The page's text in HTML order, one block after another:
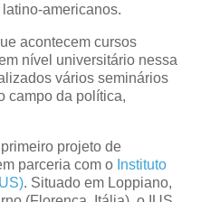
americanos.
acontecem cursos
nível universitário nessa
vários seminários
campo da política,
projeto de
parceria com oInstituto
. Situado em Loppiano,